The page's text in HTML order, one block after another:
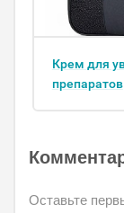
Крем для
препаратов
Оставьте